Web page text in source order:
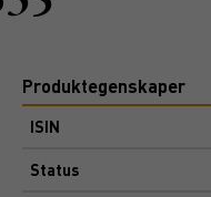
Produktegenskaper
ISIN
Status